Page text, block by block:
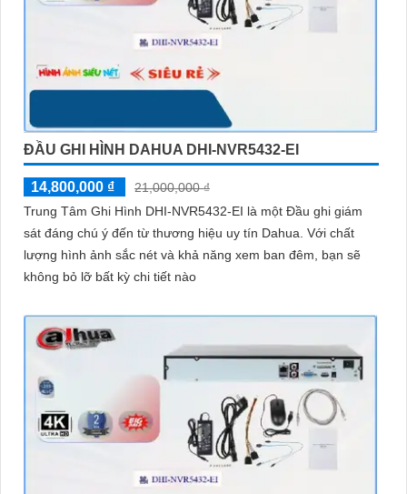
ĐẦU GHI HÌNH DAHUA DHI-NVR5432-EI
14,800,000 ₫
21,000,000 ₫
Trung Tâm Ghi Hình DHI-NVR5432-EI là một Đầu ghi giám
sát đáng chú ý đến từ thương hiệu uy tín Dahua. Với chất
lượng hình ảnh sắc nét và khả năng xem ban đêm, bạn sẽ
không bỏ lỡ bất kỳ chi tiết nào